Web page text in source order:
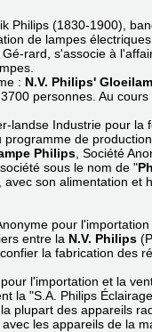
Philips (1830-1900),
de lampes
rard, s'associe à
: N.V. Philips'
3700 personnes. Au
landse Industrie pour
de production.
Philips , Société
sous le nom de "
son alimentation
pour
entre la N.V. Philips
la fabrication des
l'importation et la
la "S.A. Philips
plupart des appareils
les appareils de la